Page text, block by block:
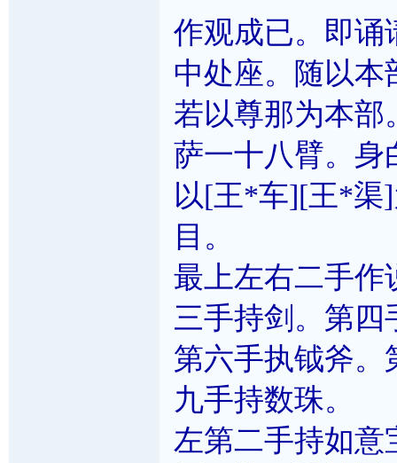
作观成已。即诵
中处座。随以本
若以尊那为本部
萨一十八臂。身
以[王*车][王*渠
目。
最上左右二手作
三手持剑。第
第六手执钺斧。
九手持数珠。
左第二手持如意